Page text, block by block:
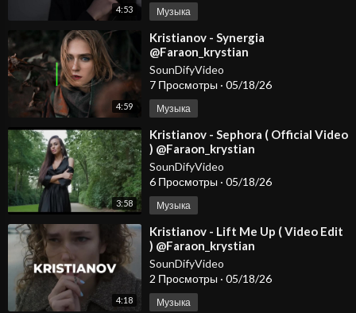
4:53 Музыка
4:59
⁣Kristianov - Synergia
@Faraon_krystian
@KristianovOfficial
SounDifyVideo
7 Просмотры · 05/18/26
Музыка
3:58
⁣Kristianov - Sephora ( Official Video
) @Faraon_krystian
SounDifyVideo
6 Просмотры · 05/18/26
Музыка
4:18
⁣Kristianov - Lift Me Up ( Video Edit
) @Faraon_krystian
@KristianovOfficial
SounDifyVideo
2 Просмотры · 05/18/26
Музыка